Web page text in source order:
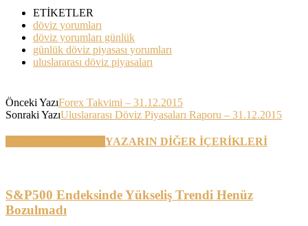
ETİKETLER
döviz yorumları
döviz yorumları günlük
günlük döviz piyasası yorumları
uluslararası döviz piyasaları
Önceki YazıForex Takvimi – 31.12.2015
Sonraki YazıUluslararası Döviz Piyasaları Raporu – 31.12.2015
YAZARIN DİĞER İÇERİKLERİ
S&P500 Endeksinde Yükseliş Trendi Henüz
Bozulmadı